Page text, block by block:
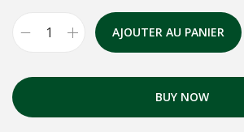
AJOUTER AU PANIER
BUY NOW